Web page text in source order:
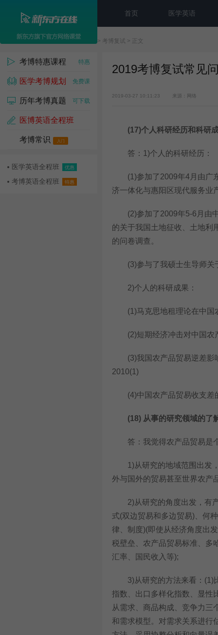
首页 医学英语
新东方在线> > 考博复试 > 正文
考博特惠课程 特惠
医学考博规划 免费课
历年考博真题 可下载
医博英语全程班
考博常识 入门
医学英语全程班 优惠
考博英语全程班 特惠
2019考博复试常见
2019-03-27 10:11:23 来源：网络
(17)个人科研经历和科研
答：1)个人的科研经历：
(1)参加了2009年4月由广东
济一体化与惠阳区现代服务业
(2)参加了2009年5-6月由中
的关于我国土地征收、土地利
的问卷调查。
(3)参与了我硕士生导师关
2)个人的科研成果：
(1)马克思地租理论在中国
(2)短期经济冲击对中国农
(3)我国农产品贸易逆差影
2010(1)
(4)中国农产品贸易收支差
(18) 从事的研究领域的了
答：我觉得农产品贸易是个
1)从研究的地域范围出发，
外与国外的贸易甚至世界农产
2)从研究的角度出发，有产
式(双边贸易和多边贸易)、何
律、制度)(即使从经济角度出
税壁垒、农产品贸易标准、多
汇率、国民收入等);
3)从研究的方法来看：(1)比
指数、出口多样化指数、显性
从需求、商品构成、竞争力三
和需求模型。对需求关系进行